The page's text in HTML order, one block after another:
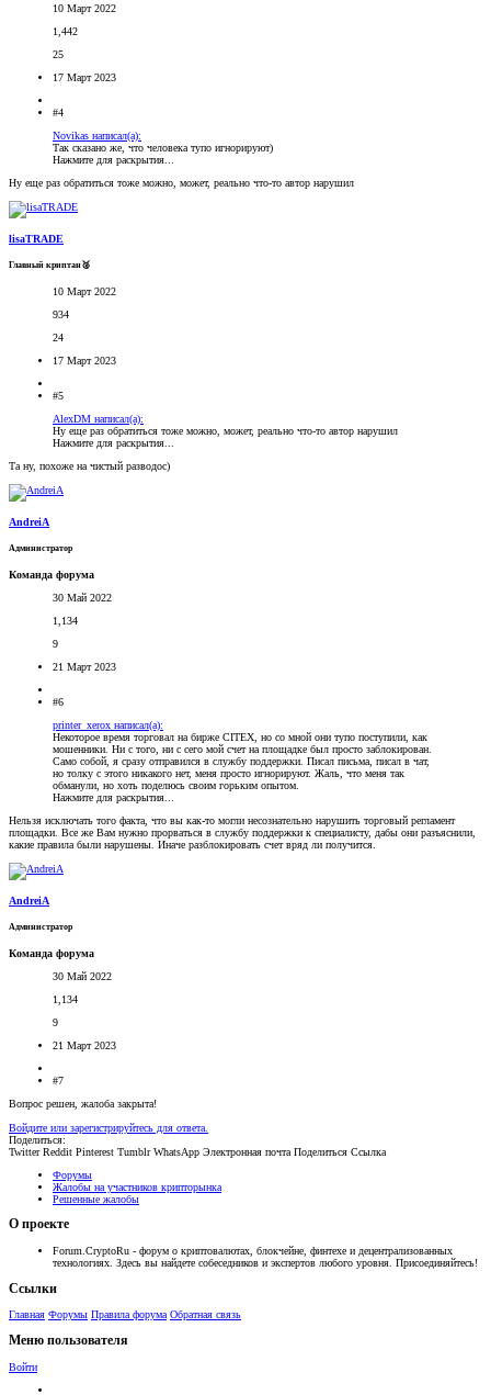
10 Март 2022
1,442
25
17 Март 2023
#4
Novikas написал(а):
Так сказано же, что человека тупо игнорируют)
Нажмите для раскрытия...
Ну еще раз обратиться тоже можно, может, реально что-то автор нарушил
lisaTRADE
Главный криптан🥈
10 Март 2022
934
24
17 Март 2023
#5
AlexDM написал(а):
Ну еще раз обратиться тоже можно, может, реально что-то автор нарушил
Нажмите для раскрытия...
Та ну, похоже на чистый разводос)
AndreiA
Администратор
Команда форума
30 Май 2022
1,134
9
21 Март 2023
#6
printer_xerox написал(а):
Некоторое время торговал на бирже CITEX, но со мной они тупо поступили, как
мошенники. Ни с того, ни с сего мой счет на площадке был просто заблокирован.
Само собой, я сразу отправился в службу поддержки. Писал письма, писал в чат,
но толку с этого никакого нет, меня просто игнорируют. Жаль, что меня так
обманули, но хоть поделюсь своим горьким опытом.
Нажмите для раскрытия...
Нельзя исключать того факта, что вы как-то могли несознательно нарушить торговый регламент
площадки. Все же Вам нужно прорваться в службу поддержки к специалисту, дабы они разъяснили,
какие правила были нарушены. Иначе разблокировать счет вряд ли получится.
AndreiA
Администратор
Команда форума
30 Май 2022
1,134
9
21 Март 2023
#7
Вопрос решен, жалоба закрыта!
Войдите или зарегистрируйтесь для ответа.
Поделиться:
Twitter Reddit Pinterest Tumblr WhatsApp Электронная почта Поделиться Ссылка
Форумы
Жалобы на участников крипторынка
Решенные жалобы
О проекте
Forum.CryptoRu - форум о криптовалютах, блокчейне, финтехе и децентрализованных
технологиях. Здесь вы найдете собеседников и экспертов любого уровня. Присоединяйтесь!
Ссылки
Главная Форумы Правила форума Обратная связь
Меню пользователя
Войти